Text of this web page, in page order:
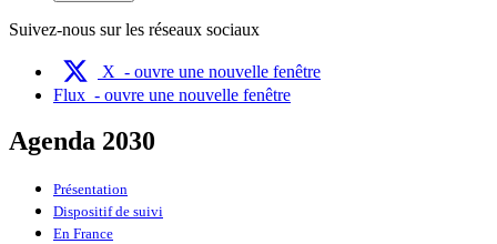
Suivez-nous sur les réseaux sociaux
X - ouvre une nouvelle fenêtre
Flux - ouvre une nouvelle fenêtre
Agenda 2030
Présentation
Dispositif de suivi
En France